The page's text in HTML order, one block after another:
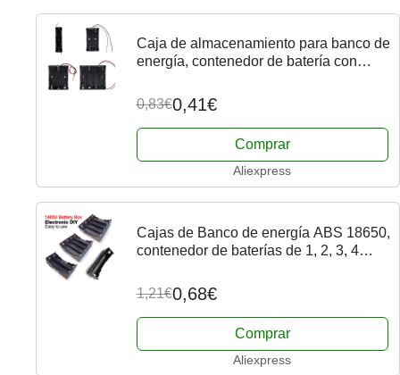
Caja de almacenamiento para banco de
energía, contenedor de batería con
0,83€0,41€
Comprar
Aliexpress
Cajas de Banco de energía ABS 18650,
contenedor de baterías de 1, 2, 3, 4
almacenamiento con Pin duro, nuevo
1,21€0,68€
Comprar
Aliexpress